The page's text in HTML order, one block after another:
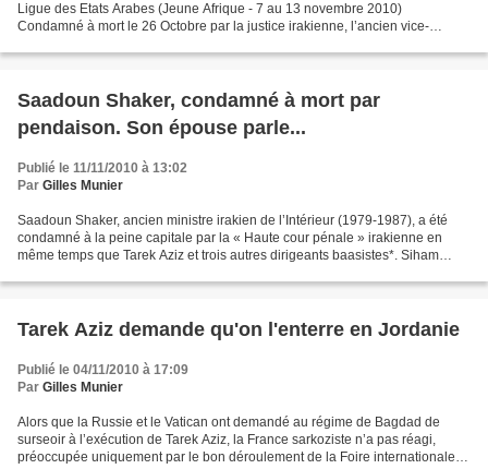
Ligue des Etats Arabes (Jeune Afrique - 7 au 13 novembre 2010)
Condamné à mort le 26 Octobre par la justice irakienne, l’ancien vice-
Saadoun Shaker, condamné à mort par
pendaison. Son épouse parle...
Publié le 11/11/2010 à 13:02
Par Gilles Munier
Saadoun Shaker, ancien ministre irakien de l’Intérieur (1979-1987), a été
condamné à la peine capitale par la « Haute cour pénale » irakienne en
même temps que Tarek Aziz et trois autres dirigeants baasistes*. Siham
Tarek Aziz demande qu'on l'enterre en Jordanie
Publié le 04/11/2010 à 17:09
Par Gilles Munier
Alors que la Russie et le Vatican ont demandé au régime de Bagdad de
surseoir à l’exécution de Tarek Aziz, la France sarkoziste n’a pas réagi,
préoccupée uniquement par le bon déroulement de la Foire internationale